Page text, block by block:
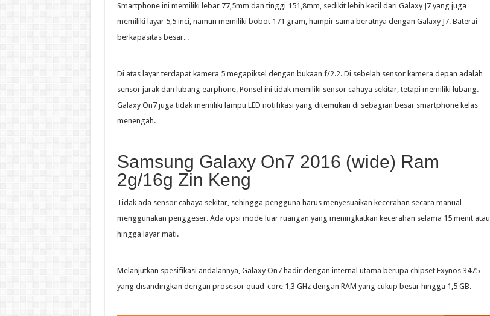
Smartphone ini memiliki lebar 77,5mm dan tinggi 151,8mm, sedikit lebih kecil dari Galaxy J7 yang juga
memiliki layar 5,5 inci, namun memiliki bobot 171 gram, hampir sama beratnya dengan Galaxy J7. Baterai
berkapasitas besar. .
Di atas layar terdapat kamera 5 megapiksel dengan bukaan f/2.2. Di sebelah sensor kamera depan adalah
sensor jarak dan lubang earphone. Ponsel ini tidak memiliki sensor cahaya sekitar, tetapi memiliki lubang.
Galaxy On7 juga tidak memiliki lampu LED notifikasi yang ditemukan di sebagian besar smartphone kelas
menengah.
Samsung Galaxy On7 2016 (wide) Ram
2g/16g Zin Keng
Tidak ada sensor cahaya sekitar, sehingga pengguna harus menyesuaikan kecerahan secara manual
menggunakan penggeser. Ada opsi mode luar ruangan yang meningkatkan kecerahan selama 15 menit atau
hingga layar mati.
Melanjutkan spesifikasi andalannya, Galaxy On7 hadir dengan internal utama berupa chipset Exynos 3475
yang disandingkan dengan prosesor quad-core 1,3 GHz dengan RAM yang cukup besar hingga 1,5 GB.